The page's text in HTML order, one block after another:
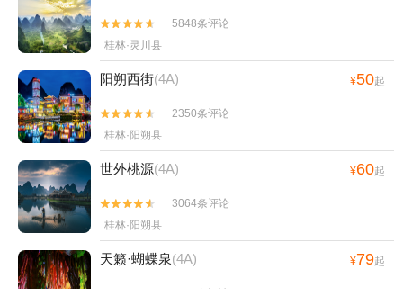


5848条评论
桂林·灵川县
阳朔西街(4A) ¥50起


2350条评论
桂林·阳朔县
世外桃源(4A) ¥60起


3064条评论
桂林·阳朔县
天籁·蝴蝶泉(4A) ¥79起